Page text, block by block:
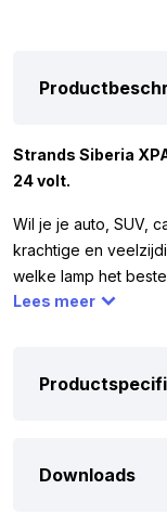
Strands Siberia
24 volt.
Wil je je auto, SUV,
krachtige en
welke lamp het
XPA LED bar DR 22
wit of oranje kunt
direct met een
Lees meer
Downloads